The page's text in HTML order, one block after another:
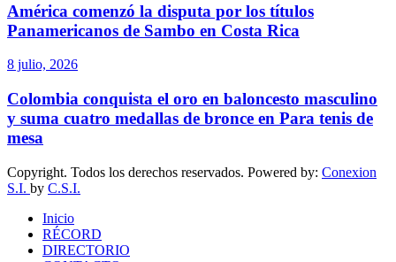
América comenzó la disputa por los títulos
Panamericanos de Sambo en Costa Rica
8 julio, 2026
Colombia conquista el oro en baloncesto masculino
y suma cuatro medallas de bronce en Para tenis de
mesa
Copyright. Todos los derechos reservados. Powered by: Conexion
S.I. by C.S.I.
Inicio
RÉCORD
DIRECTORIO